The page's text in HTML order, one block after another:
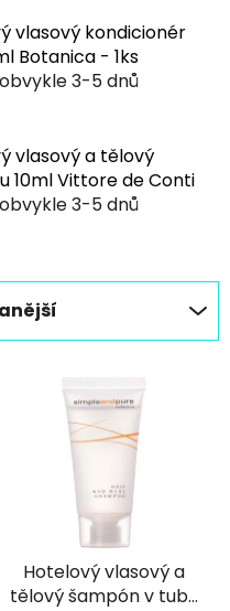
vlasový kondicionér
Botanica - 1ks
3-5 dnů
vlasový a tělový
10ml Vittore de Conti
3-5 dnů
Hotelový vlasový a
tělový šampón v tubě